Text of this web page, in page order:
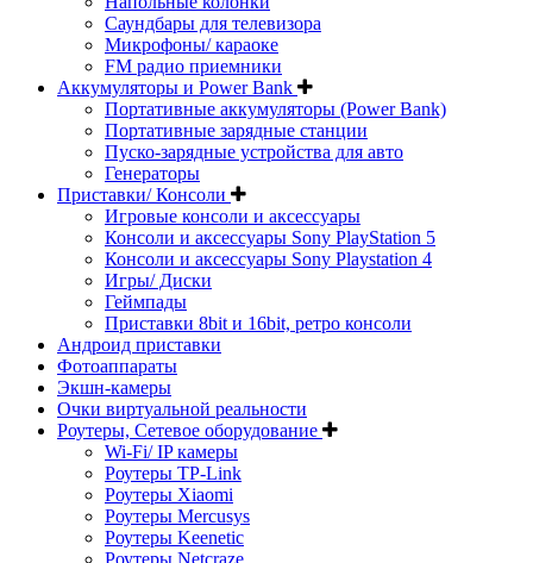
Саундбары для телевизора
Микрофоны/ караоке
FM радио приемники
Аккумуляторы и Power Bank
Портативные аккумуляторы (Power Bank)
Портативные зарядные станции
Пуско-зарядные устройства для авто
Генераторы
Приставки/ Консоли
Игровые консоли и аксессуары
Консоли и аксессуары Sony PlayStation 5
Консоли и аксессуары Sony Playstation 4
Игры/ Диски
Геймпады
Приставки 8bit и 16bit, ретро консоли
Андроид приставки
Фотоаппараты
Экшн-камеры
Очки виртуальной реальности
Роутеры, Сетевое оборудование
Wi-Fi/ IP камеры
Роутеры TP-Link
Роутеры Xiaomi
Роутеры Mercusys
Роутеры Keenetic
Роутеры Netcraze